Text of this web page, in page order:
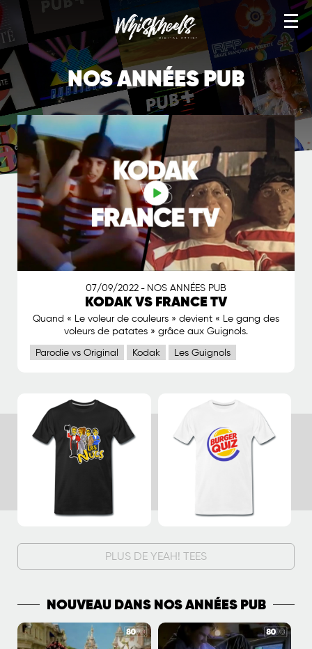
TÉLÉ VHS
NOS ANNÉES PUB
YEAH! TEES
NOS ANNÉES CANAL
ARTWORKS
WORKS
IMAGE STOCK
SERVICES
NOS ANNÉES PUB
07/09/2022 - NOS ANNÉES PUB
KODAK VS FRANCE TV
Quand « Le voleur de couleurs » devient « Le gang des
voleurs de patates » grâce aux Guignols.
Parodie vs Original Kodak Les Guignols
PLUS DE YEAH! TEES
NOUVEAU DANS NOS ANNÉES PUB